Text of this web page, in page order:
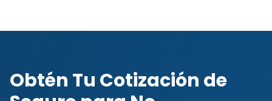
Obtén Tu Cotización de